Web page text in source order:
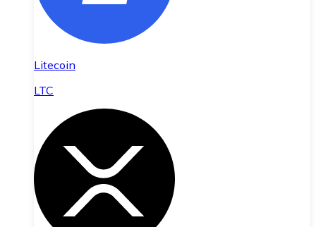
Litecoin
LTC